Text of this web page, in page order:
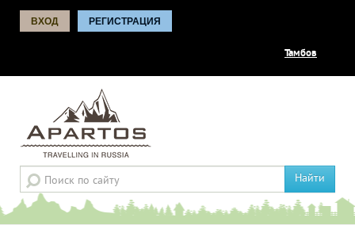
ВХОД РЕГИСТРАЦИЯ
Тамбов
Найти